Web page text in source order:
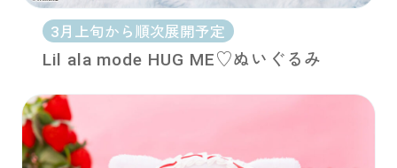
3月上旬から順次展開予定
Lil ala mode HUG ME♡ぬいぐるみ